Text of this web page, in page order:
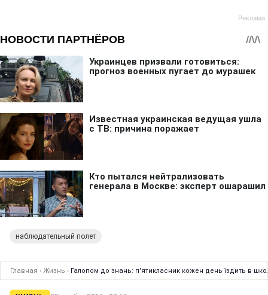
наблюдательный полет
Главная › Жизнь › Галопом до знань: п'ятикласник кожен день їздить в